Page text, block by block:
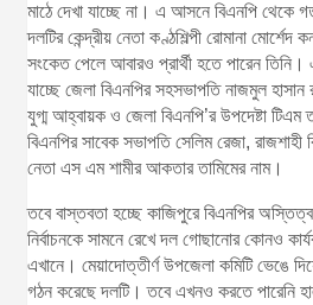
মাঠে দেখা যাচ্ছে না। এ আসনে বিএনপি থেকে গত
দলটির কেন্দ্রীয় নেতা কণ্ঠশিল্পী রোমানা
সংকেত পেলে আবারও প্রার্থী হতে পারেন তিনি।
যাচ্ছে জেলা বিএনপির সহসভাপতি নাজমুল হাসান
যুগ্ম আহ্বায়ক ও জেলা বিএনপি’র উপদেষ্টা
বিএনপির সাবেক সভাপতি সেলিম রেজা, রাজশাহী
নেতা এস এম শামীর আকতার তামিমের নাম।
তবে বাস্তবতা হচ্ছে কাজিপুরে বিএনপির
নির্বাচনকে সামনে রেখে দল গোছানোর কোনও
এখানে। মেয়াদোত্তীর্ণ উপজেলা কমিটি ভেঙে
গঠন করেছে দলটি। তবে এখনও করতে পারেনি